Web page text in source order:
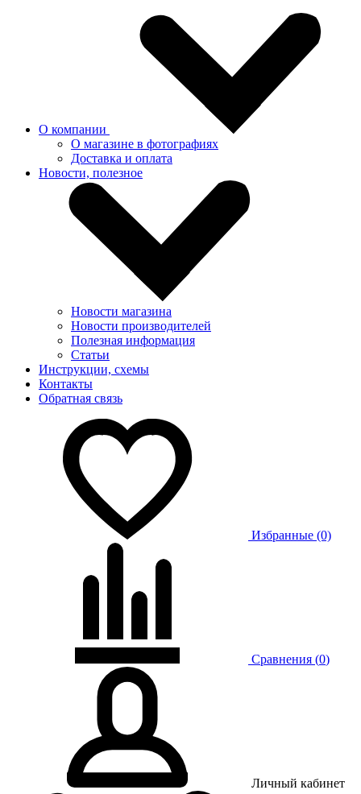
О компании
О магазине в фотографиях
Доставка и оплата
Новости, полезное
Новости магазина
Новости производителей
Полезная информация
Статьи
Инструкции, схемы
Контакты
Обратная связь
Избранные (0)
Сравнения (0)
Личный кабинет